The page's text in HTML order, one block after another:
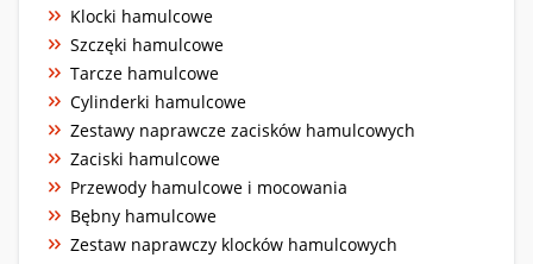
Klocki hamulcowe
Szczęki hamulcowe
Tarcze hamulcowe
Cylinderki hamulcowe
Zestawy naprawcze zacisków hamulcowych
Zaciski hamulcowe
Przewody hamulcowe i mocowania
Bębny hamulcowe
Zestaw naprawczy klocków hamulcowych